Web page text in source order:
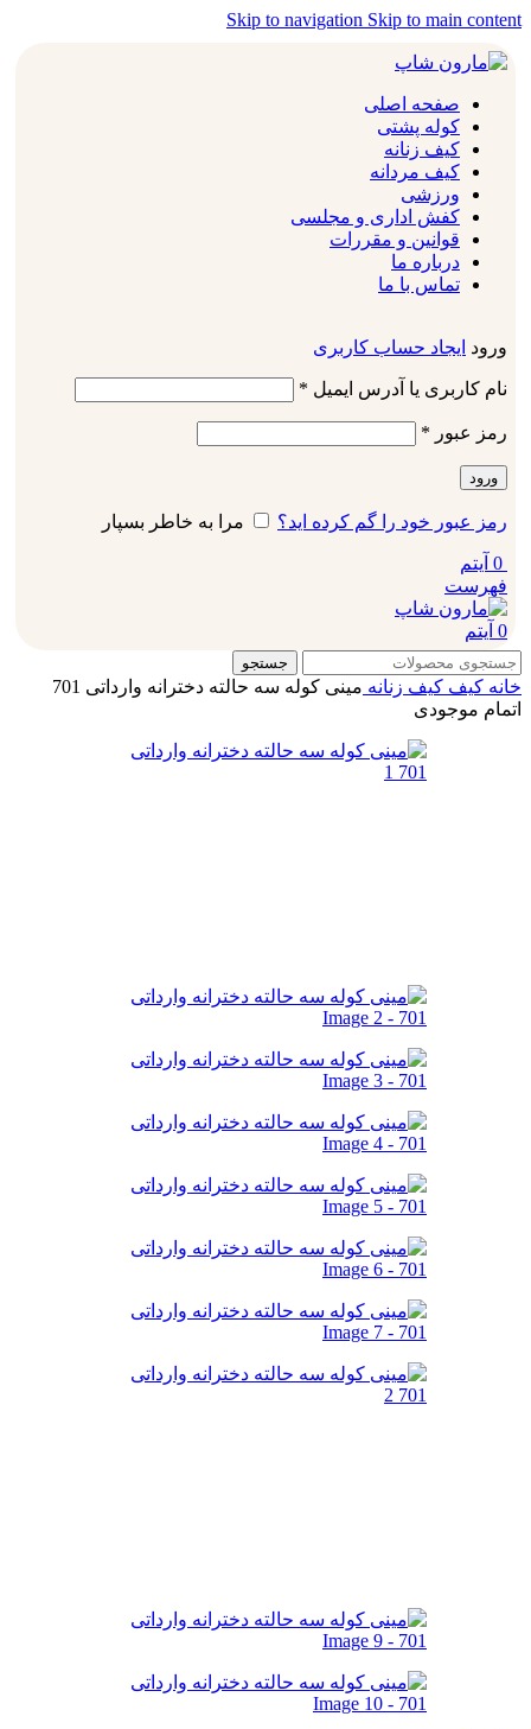
Skip to navigation Skip to main content
صفحه اصلی
کوله پشتی
کیف زنانه
کیف مردانه
ورزشی
کفش اداری و مجلسی
قوانین و مقررات
درباره ما
تماس با ما
ورود ایجاد حساب کاربری
نام کاربری یا آدرس ایمیل *
رمز عبور *
ورود
رمز عبور خود را گم کرده اید؟ مرا به خاطر بسپار
0 آیتم
فهرست
0 آیتم
جستجو
خانه کیف کیف زنانه مینی کوله سه حالته دخترانه وارداتی 701
اتمام موجودی